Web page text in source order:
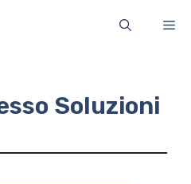
Soluzioni